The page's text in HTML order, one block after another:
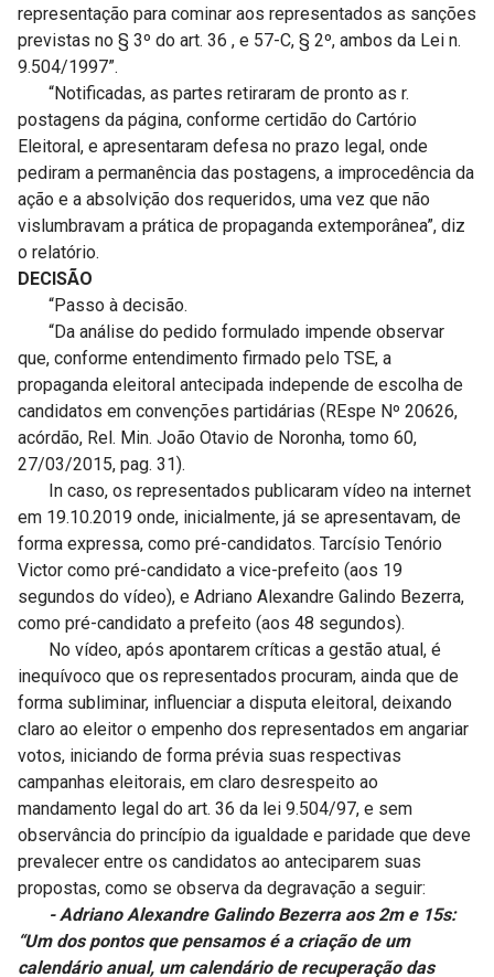
representação para cominar aos representados as sanções
previstas no § 3º do art. 36 , e 57-C, § 2º, ambos da Lei n.
9.504/1997”.
“Notificadas, as partes retiraram de pronto as r.
postagens da página, conforme certidão do Cartório
Eleitoral, e apresentaram defesa no prazo legal, onde
pediram a permanência das postagens, a improcedência da
ação e a absolvição dos requeridos, uma vez que não
vislumbravam a prática de propaganda extemporânea”, diz
o relatório.
DECISÃO
“Passo à decisão.
“Da análise do pedido formulado impende observar
que, conforme entendimento firmado pelo TSE, a
propaganda eleitoral antecipada independe de escolha de
candidatos em convenções partidárias (REspe Nº 20626,
acórdão, Rel. Min. João Otavio de Noronha, tomo 60,
27/03/2015, pag. 31).
In caso, os representados publicaram vídeo na internet
em 19.10.2019 onde, inicialmente, já se apresentavam, de
forma expressa, como pré-candidatos. Tarcísio Tenório
Victor como pré-candidato a vice-prefeito (aos 19
segundos do vídeo), e Adriano Alexandre Galindo Bezerra,
como pré-candidato a prefeito (aos 48 segundos).
No vídeo, após apontarem críticas a gestão atual, é
inequívoco que os representados procuram, ainda que de
forma subliminar, influenciar a disputa eleitoral, deixando
claro ao eleitor o empenho dos representados em angariar
votos, iniciando de forma prévia suas respectivas
campanhas eleitorais, em claro desrespeito ao
mandamento legal do art. 36 da lei 9.504/97, e sem
observância do princípio da igualdade e paridade que deve
prevalecer entre os candidatos ao anteciparem suas
propostas, como se observa da degravação a seguir:
- Adriano Alexandre Galindo Bezerra aos 2m e 15s:
“Um dos pontos que pensamos é a criação de um
calendário anual, um calendário de recuperação das